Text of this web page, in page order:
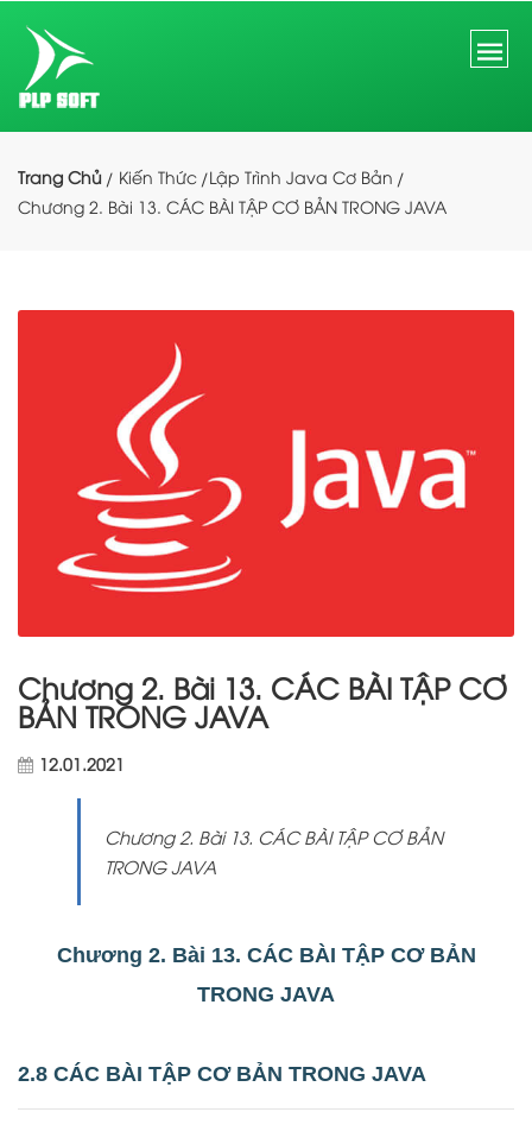
Trang Chủ Kiến Thức Lập Trình Java Cơ Bản
Chương 2. Bài 13. CÁC BÀI TẬP CƠ BẢN TRONG JAVA
Chương 2. Bài 13. CÁC BÀI TẬP CƠ
BẢN TRONG JAVA
12.01.2021
Chương 2. Bài 13. CÁC BÀI TẬP CƠ BẢN
TRONG JAVA
Chương 2. Bài 13. CÁC BÀI TẬP CƠ BẢN
TRONG JAVA
2.8 CÁC BÀI TẬP CƠ BẢN TRONG JAVA